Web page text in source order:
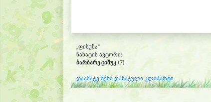
„ფისუნა“
ნახატის ავტორი:
ბარბარე ციშუკ (7)
დაამატე შენი დახატული კლიპარტი